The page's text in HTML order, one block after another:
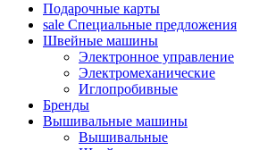
Подарочные карты
sale Специальные предложения
Швейные машины
Электронное управление
Электромеханические
Иглопробивные
Бренды
Вышивальные машины
Вышивальные